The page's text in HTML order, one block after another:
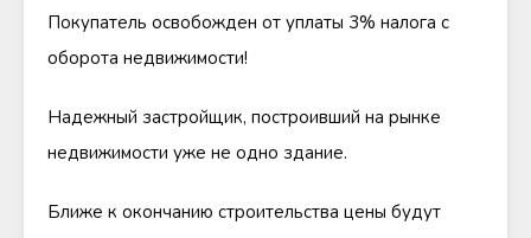
Покупатель освобожден от уплаты 3% налога с
оборота недвижимости!
Надежный застройщик, построивший на рынке
недвижимости уже не одно здание.
Ближе к окончанию строительства цены будут